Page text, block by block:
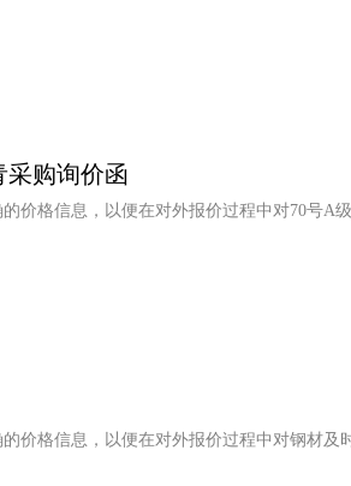
采购询价函
价格信息，以便在对外报价过程中对70号A
格信息，以便在对外报价过程中对钢材及